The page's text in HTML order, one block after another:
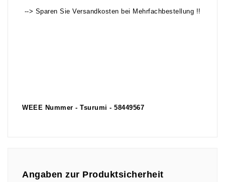
--> Sparen Sie Versandkosten bei Mehrfachbestellung !!
WEEE Nummer - Tsurumi - 58449567
Angaben zur Produktsicherheit